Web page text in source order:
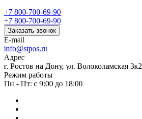
+7 800-700-69-90
+7 800-700-69-90
Заказать звонок
E-mail
info@stpos.ru
Адрес
г. Ростов на Дону, ул. Волоколамская 3к2
Режим работы
Пн - Пт: с 9:00 до 18:00